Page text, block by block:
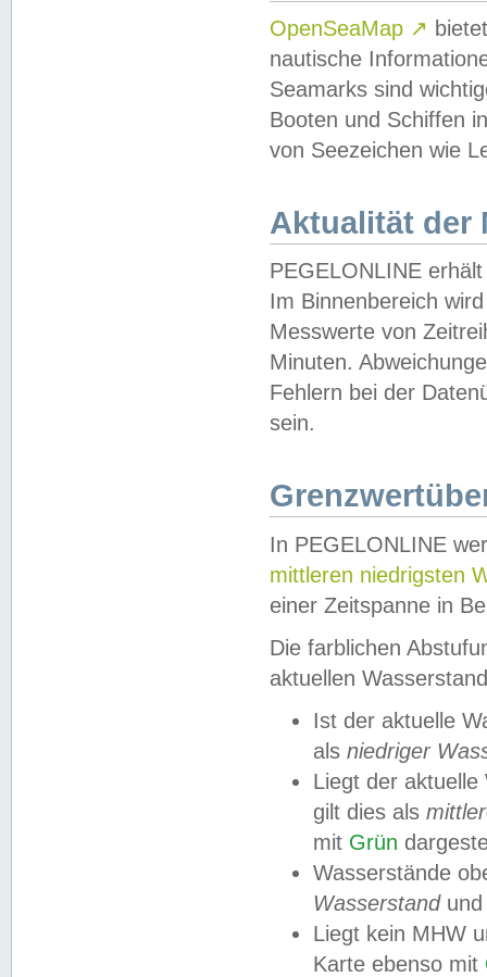
OpenSeaMap ↗
nautische
Seamarks sind
Booten und Schiffen
von Seezeichen wie
Aktualität der
PEGELONLINE
Im Binnenbereich
Messwerte von
Minuten.
Fehlern bei der
sein.
In PEGELONLINE
mittleren niedrigsten
einer Zeitspanne in
Die farblichen
aktuellen
Ist der aktuelle
als niedriger
Liegt der
gilt dies als
mit Grün
Wasserstände
Wasserstandund
Liegt kein MHW
Karte ebenso mit